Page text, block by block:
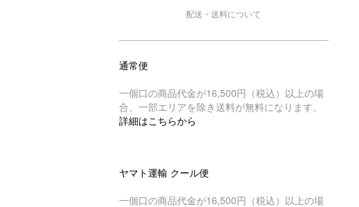
配送・送料について
通常便
一個口の商品代金が16,500円（税込）以上の場
合、一部エリアを除き送料が無料になります。
詳細はこちらから
ヤマト運輸 クール便
一個口の商品代金が16,500円（税込）以上の場